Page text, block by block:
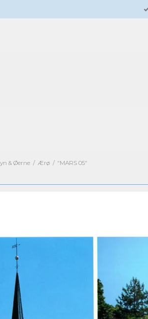
& Øerne / Ærø / "MARS 05"